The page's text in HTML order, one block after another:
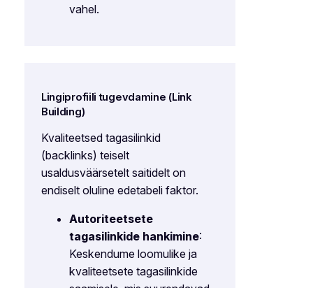
vahel.
Lingiprofiili tugevdamine (Link
Building)
Kvaliteetsed tagasilinkid
(backlinks) teiselt
usaldusväärsetelt saitidelt on
endiselt oluline edetabeli faktor.
Autoriteetsete
tagasilinkide hankimine:
Keskendume loomulike ja
kvaliteetsete tagasilinkide